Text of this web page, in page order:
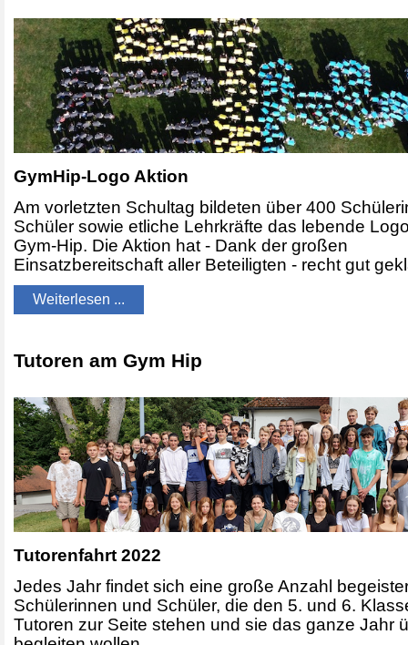
GymHip-Logo Aktion
Am vorletzten Schultag bildeten über 400
Schüler sowie etliche Lehrkräfte das lebende
Gym-Hip. Die Aktion hat - Dank der großen
Einsatzbereitschaft aller Beteiligten - recht gut
Weiterlesen ...
Tutoren am Gym Hip
Tutorenfahrt 2022
Jedes Jahr findet sich eine große Anzahl
Schülerinnen und Schüler, die den 5. und 6.
Tutoren zur Seite stehen und sie das ganze Jahr